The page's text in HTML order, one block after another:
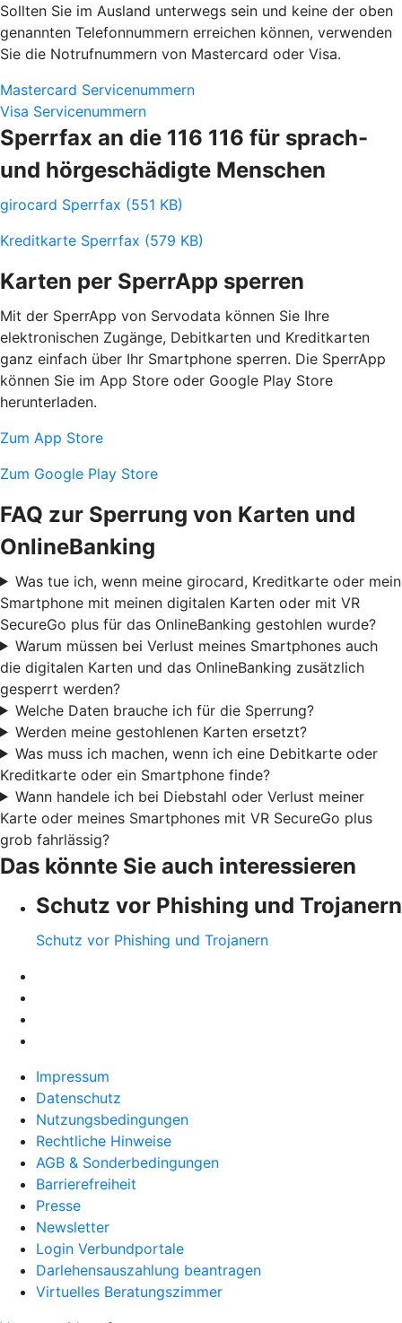
Sollten Sie im Ausland unterwegs sein und keine der oben
genannten Telefonnummern erreichen können, verwenden
Sie die Notrufnummern von Mastercard oder Visa.
Mastercard Servicenummern
Visa Servicenummern
Sperrfax an die 116 116 für sprach-
und hörgeschädigte Menschen
girocard Sperrfax (551 KB)
Kreditkarte Sperrfax (579 KB)
Karten per SperrApp sperren
Mit der SperrApp von Servodata können Sie Ihre
elektronischen Zugänge, Debitkarten und Kreditkarten
ganz einfach über Ihr Smartphone sperren. Die SperrApp
können Sie im App Store oder Google Play Store
herunterladen.
Zum App Store
Zum Google Play Store
FAQ zur Sperrung von Karten und
OnlineBanking
Was tue ich, wenn meine girocard, Kreditkarte oder mein
Smartphone mit meinen digitalen Karten oder mit VR
SecureGo plus für das OnlineBanking gestohlen wurde?
Warum müssen bei Verlust meines Smartphones auch
die digitalen Karten und das OnlineBanking zusätzlich
gesperrt werden?
Welche Daten brauche ich für die Sperrung?
Werden meine gestohlenen Karten ersetzt?
Was muss ich machen, wenn ich eine Debitkarte oder
Kreditkarte oder ein Smartphone finde?
Wann handele ich bei Diebstahl oder Verlust meiner
Karte oder meines Smartphones mit VR SecureGo plus
grob fahrlässig?
Das könnte Sie auch interessieren
Schutz vor Phishing und Trojanern
Schutz vor Phishing und Trojanern
Impressum
Datenschutz
Nutzungsbedingungen
Rechtliche Hinweise
AGB & Sonderbedingungen
Barrierefreiheit
Presse
Newsletter
Login Verbundportale
Darlehensauszahlung beantragen
Virtuelles Beratungszimmer